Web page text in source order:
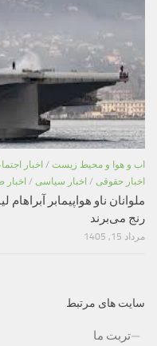
اب و هوا و محیط زیست / اخبار
اخبار حقوقی / اخبار سیاسی / اخبار
ملوانان ناو هواپیمابر
رنج می‌برند
مرداد 15, 1405
سایت های مرتبط
تربت ما